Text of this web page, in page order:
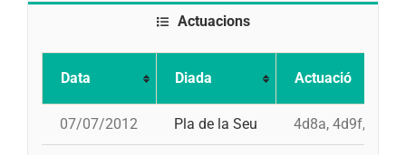
Actuacions
Data Diada Actuació
07/07/2012 Pla de la Seu 4d8a, 4d9f, 3d9f,